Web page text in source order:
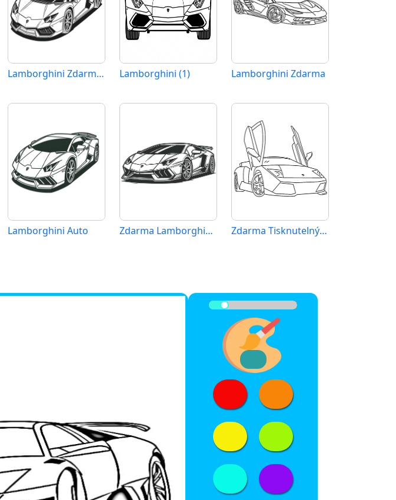
Lamborghini Zdarma Vymalovatelné Obrázek Lamborghini (1) Lamborghini Zdarma
Lamborghini Auto Zdarma Lamborghini Vymalovatelné Zdarma Tisknutelný Lamborghini